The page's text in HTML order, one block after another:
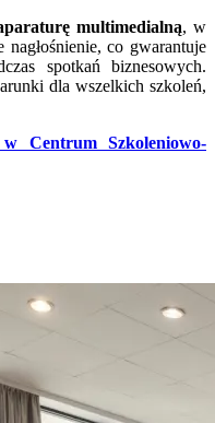
multimedialną, w
co gwarantuje
spotkań biznesowych.
dla wszelkich szkoleń,
Centrum Szkoleniowo-